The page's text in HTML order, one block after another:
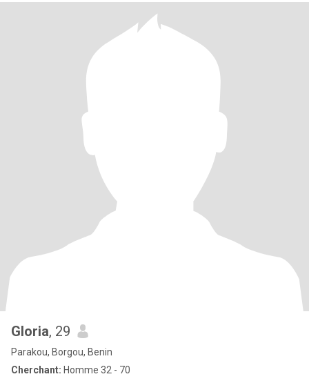
Gloria, 29
Parakou, Borgou, Benin
Cherchant: Homme 32 - 70